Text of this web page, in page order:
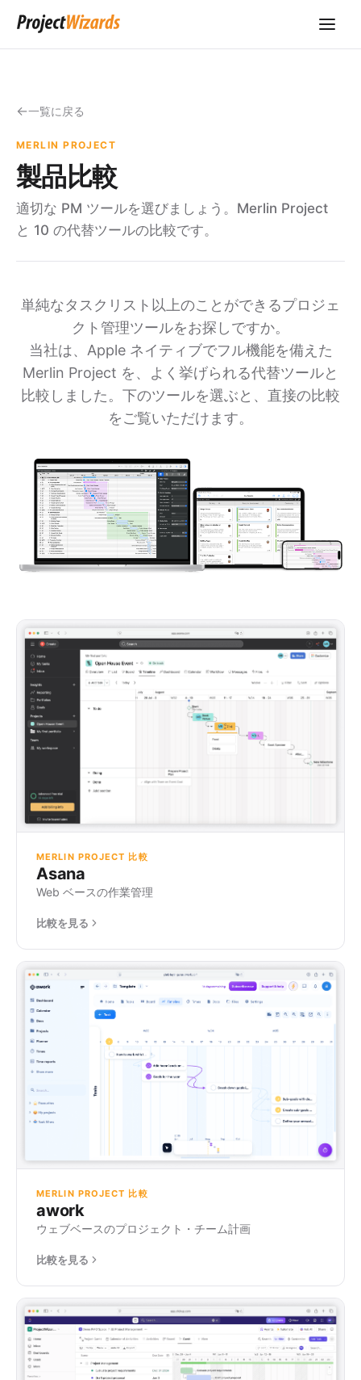
一覧に戻る
MERLIN PROJECT
製品比較
適切な PM ツールを選びましょう。Merlin Project
と 10 の代替ツールの比較です。
単純なタスクリスト以上のことができるプロジェ
クト管理ツールをお探しですか。
当社は、Apple ネイティブでフル機能を備えた
Merlin Project を、よく挙げられる代替ツールと
比較しました。下のツールを選ぶと、直接の比較
をご覧いただけます。
MERLIN PROJECT 比較
Asana
Web ベースの作業管理
比較を見る
MERLIN PROJECT 比較
awork
ウェブベースのプロジェクト・チーム計画
比較を見る